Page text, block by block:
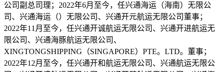
公司副总司理；2022年6月至今，任兴通海运（海南）无限公
司、兴通海运（）无限公司、兴通开元航运无限公司董事；
2022年11月至今，任兴通开诚航运无限公司、兴通开进航运无
限公司、兴通海豚航运无限公司、
XINGTONGSHIPPING（SINGAPORE）PTE。LTD。董事；
2022年12月至今，任兴通开和航运无限公司、兴通航运无限公